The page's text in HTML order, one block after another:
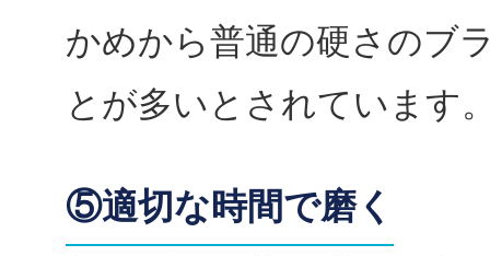
かめから普通の硬さのブ
とが多いとされています
⑤適切な時間で磨く